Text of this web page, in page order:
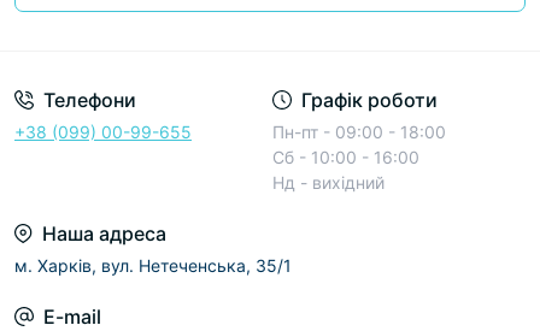
Телефони
+38 (099) 00-99-655
Графік роботи
Пн-пт - 09:00 - 18:00
Сб - 10:00 - 16:00
Нд - вихідний
Наша адреса
м. Харків, вул. Нетеченська, 35/1
E-mail